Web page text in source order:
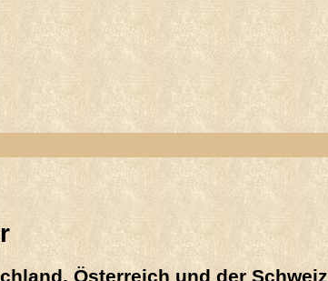
Österreich und der Schweiz